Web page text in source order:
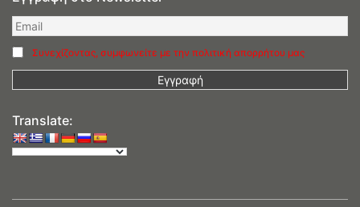
Συνεχίζοντας, συμφωνείτε με την πολιτική απορρήτου μας
Translate: